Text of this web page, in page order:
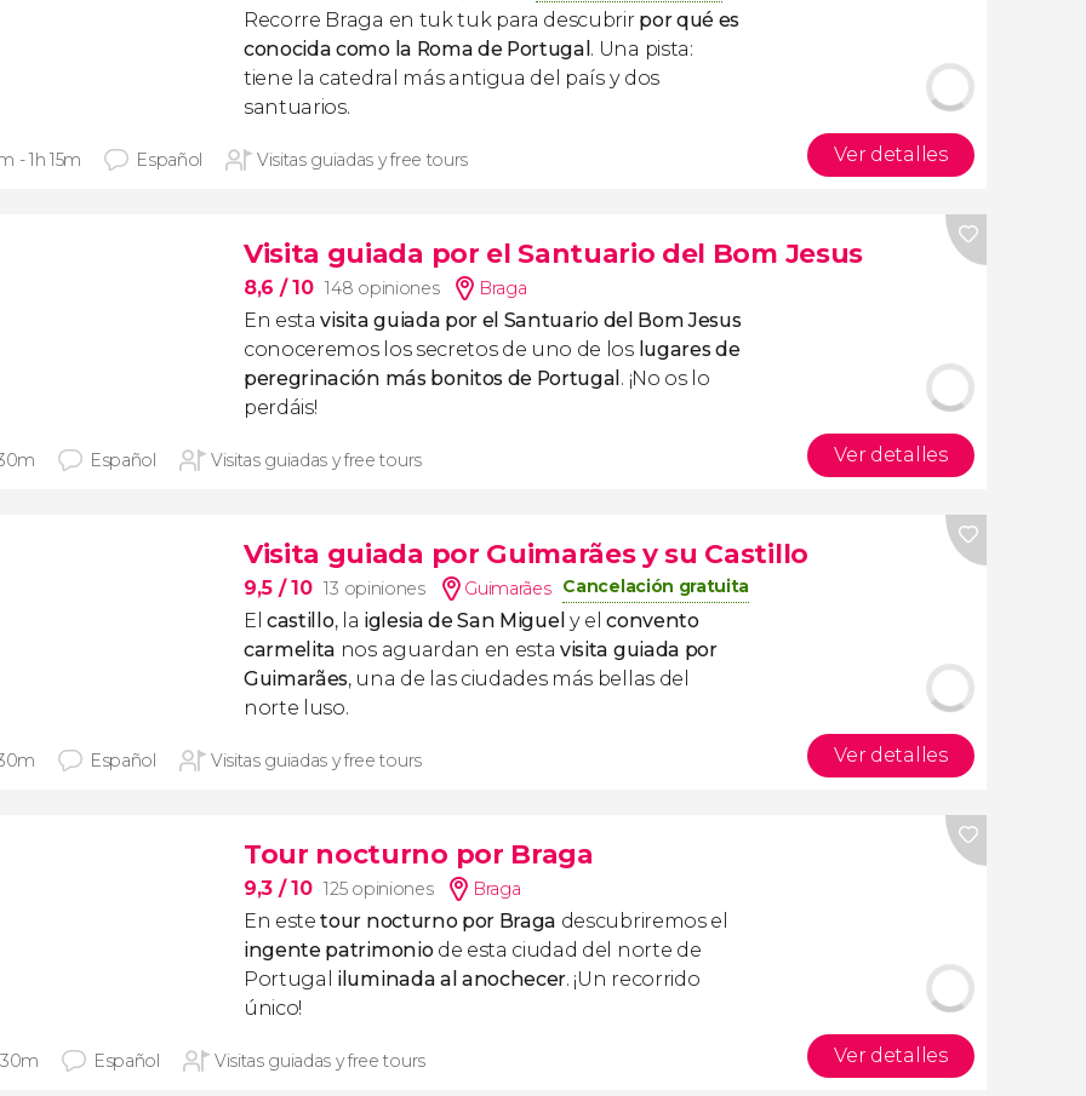
Recorre Braga en tuk tuk para descubrir por qué es
conocida como la Roma de Portugal . Una pista:
tiene la catedral más antigua del país y dos
santuarios.
- 1h 15m Español Visitas guiadas y free tours Ver detalles
Visita guiada por el Santuario del Bom Jesus
8,6 / 10 148 opiniones Braga
En estavisita guiada por el Santuario del Bom Jesus
conoceremos los secretos de uno de loslugares de
peregrinación más bonitos de Portugal . ¡No os lo
perdáis!
Español Visitas guiadas y free tours Ver detalles
Visita guiada por Guimarães y su Castillo
9,5 / 10 13 opiniones Guimarães Cancelación gratuita
Elcastillo, la iglesia de San Miguel y elconvento
carmelita nos aguardan en estavisita guiada por
Guimarães, una de las ciudades más bellas del
norte luso.
Español Visitas guiadas y free tours Ver detalles
Tour nocturno por Braga
9,3 / 10 125 opiniones Braga
En estetour nocturno por Braga descubriremos el
ingente patrimonio de esta ciudad del norte de
Portugal iluminada al anochecer. ¡Un recorrido
único!
Español Visitas guiadas y free tours Ver detalles